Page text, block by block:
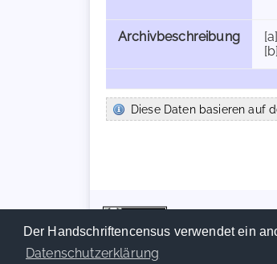
Der Handschriftencensus verwendet ein
Datenschutzerklärung
Archivbeschreibung [a]
Diese Daten basieren auf